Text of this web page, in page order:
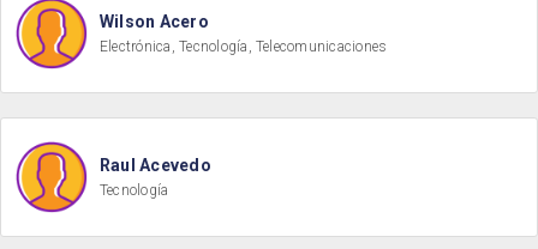
Wilson Acero
Electrónica, Tecnología, Telecomunicaciones
Raul Acevedo
Tecnología